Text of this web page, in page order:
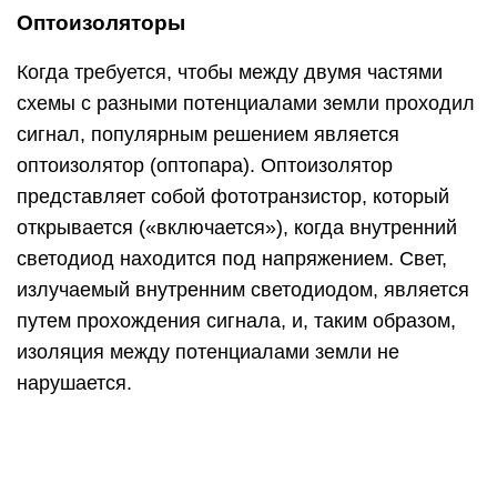
Оптоизоляторы
Когда требуется, чтобы между двумя частями
схемы с разными потенциалами земли проходил
сигнал, популярным решением является
оптоизолятор (оптопара). Оптоизолятор
представляет собой фототранзистор, который
открывается («включается»), когда внутренний
светодиод находится под напряжением. Свет,
излучаемый внутренним светодиодом, является
путем прохождения сигнала, и, таким образом,
изоляция между потенциалами земли не
нарушается.